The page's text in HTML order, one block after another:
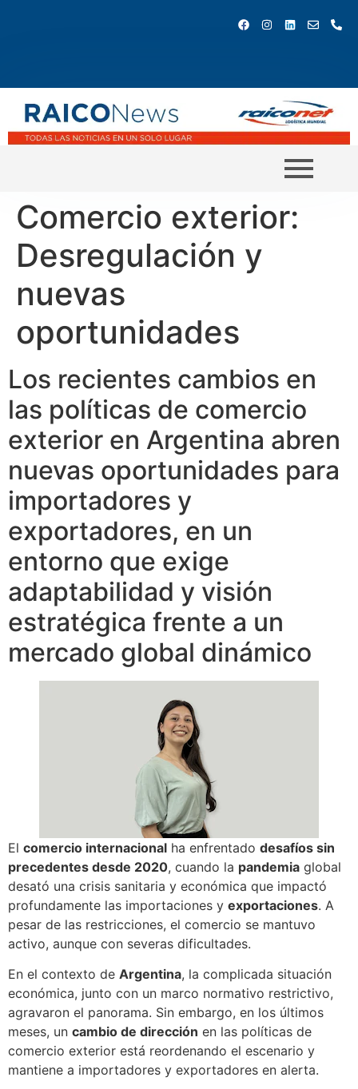
Comercio exterior:
Desregulación y
nuevas
oportunidades
Los recientes cambios en
las políticas de comercio
exterior en Argentina abren
nuevas oportunidades para
importadores y
exportadores, en un
entorno que exige
adaptabilidad y visión
estratégica frente a un
mercado global dinámico
El comercio internacional ha enfrentado desafíos sin
precedentes desde 2020, cuando la pandemia global
desató una crisis sanitaria y económica que impactó
profundamente las importaciones y exportaciones. A
pesar de las restricciones, el comercio se mantuvo
activo, aunque con severas dificultades.
En el contexto de Argentina, la complicada situación
económica, junto con un marco normativo restrictivo,
agravaron el panorama. Sin embargo, en los últimos
meses, un cambio de dirección en las políticas de
comercio exterior está reordenando el escenario y
mantiene a importadores y exportadores en alerta.